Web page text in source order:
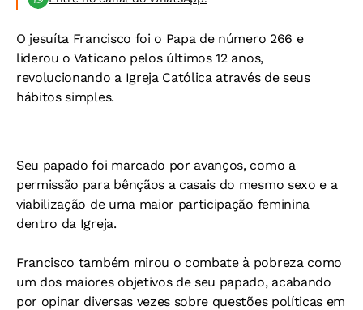
O jesuíta Francisco foi o Papa de número 266 e
liderou o Vaticano pelos últimos 12 anos,
revolucionando a Igreja Católica através de seus
hábitos simples.
Seu papado foi marcado por avanços, como a
permissão para bênçãos a casais do mesmo sexo e a
viabilização de uma maior participação feminina
dentro da Igreja.
Francisco também mirou o combate à pobreza como
um dos maiores objetivos de seu papado, acabando
por opinar diversas vezes sobre questões políticas em